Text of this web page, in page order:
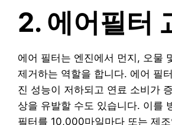
2. 에어필터
에어 필터는 엔진에서 먼지, 오물
제거하는 역할을 합니다. 에어 필
진 성능이 저하되고 연료 소비가
상을 유발할 수도 있습니다. 이를
필터를 10,000마일마다 또는 제